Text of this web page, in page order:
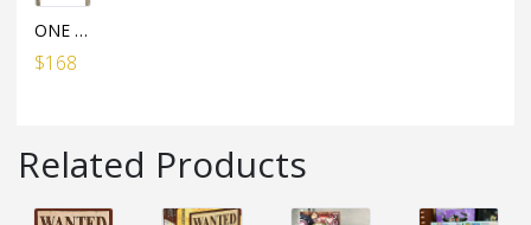
ONE PIECE水晶砌圖（208塊）專用框架
$168
Related Products